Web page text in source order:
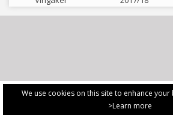
We use cookies on this site to enhance
>Learn more